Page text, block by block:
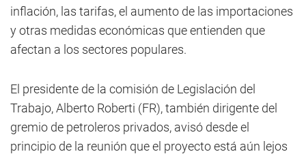
inflación, las tarifas, el aumento de las importaciones
y otras medidas económicas que entienden que
afectan a los sectores populares.
El presidente de la comisión de Legislación del
Trabajo, Alberto Roberti (FR), también dirigente del
gremio de petroleros privados, avisó desde el
principio de la reunión que el proyecto está aún lejos